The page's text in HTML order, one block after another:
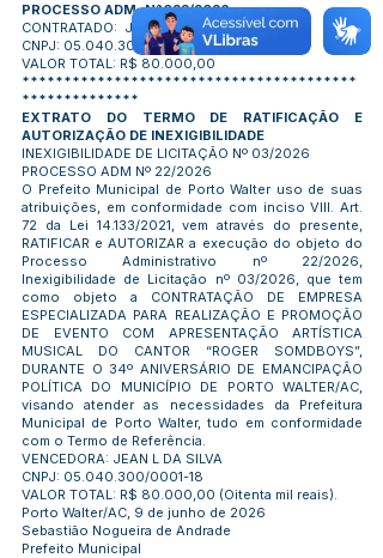
PROCESSO ADM. N°022/2026
CONTRATADO: JEAN L DA SILVA
CNPJ: 05.040.300/0001-18
VALOR TOTAL: R$ 80.000,00
****************************************
**************
EXTRATO DO TERMO DE RATIFICAÇÃO E
AUTORIZAÇÃO DE INEXIGIBILIDADE
INEXIGIBILIDADE DE LICITAÇÃO Nº 03/2026
PROCESSO ADM Nº 22/2026
O Prefeito Municipal de Porto Walter uso de suas
atribuições, em conformidade com inciso VIII. Art.
72 da Lei 14.133/2021, vem através do presente,
RATIFICAR e AUTORIZAR a execução do objeto do
Processo Administrativo nº 22/2026,
Inexigibilidade de Licitação nº 03/2026, que tem
como objeto a CONTRATAÇÃO DE EMPRESA
ESPECIALIZADA PARA REALIZAÇÃO E PROMOÇÃO
DE EVENTO COM APRESENTAÇÃO ARTÍSTICA
MUSICAL DO CANTOR “ROGER SOMDBOYS”,
DURANTE O 34º ANIVERSÁRIO DE EMANCIPAÇÃO
POLÍTICA DO MUNICÍPIO DE PORTO WALTER/AC,
visando atender as necessidades da Prefeitura
Municipal de Porto Walter, tudo em conformidade
com o Termo de Referência.
VENCEDORA: JEAN L DA SILVA
CNPJ: 05.040.300/0001-18
VALOR TOTAL: R$ 80.000,00 (Oitenta mil reais).
Porto Walter/AC, 9 de junho de 2026
Sebastião Nogueira de Andrade
Prefeito Municipal